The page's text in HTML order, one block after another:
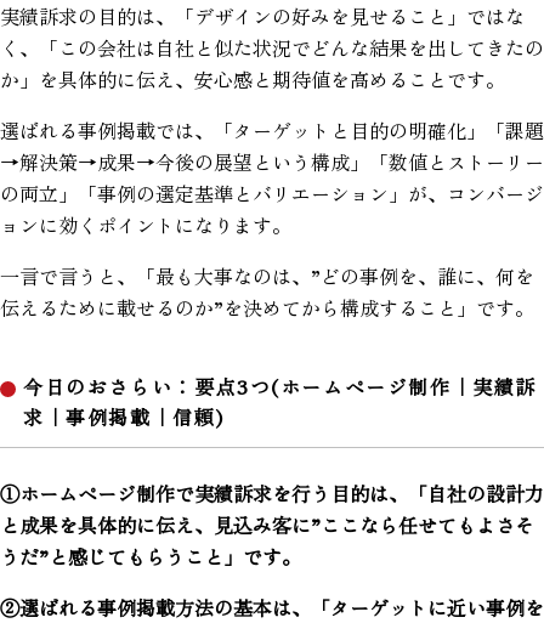
実績訴求の目的は、「デザインの好みを見せること」ではな
く、「この会社は自社と似た状況でどんな結果を出してきたの
か」を具体的に伝え、安心感と期待値を高めることです。
選ばれる事例掲載では、「ターゲットと目的の明確化」「課題
→解決策→成果→今後の展望という構成」「数値とストーリー
の両立」「事例の選定基準とバリエーション」が、コンバージ
ョンに効くポイントになります。
一言で言うと、「最も大事なのは、”どの事例を、誰に、何を
伝えるために載せるのか”を決めてから構成すること」です。
今日のおさらい：要点3つ(ホームページ制作｜実績訴
求｜事例掲載｜信頼)
①ホームページ制作で実績訴求を行う目的は、「自社の設計力
と成果を具体的に伝え、見込み客に”ここなら任せてもよさそ
うだ”と感じてもらうこと」です。
②選ばれる事例掲載方法の基本は、「ターゲットに近い事例を